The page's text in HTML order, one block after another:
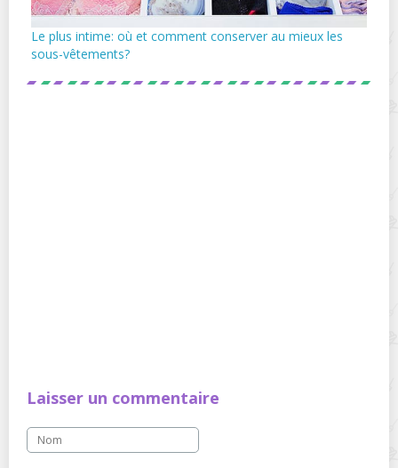
Le plus intime: où et comment conserver au mieux les
sous-vêtements?
Laisser un commentaire